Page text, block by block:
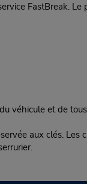
FastBreak. Le
véhicule et de
aux clés. Les